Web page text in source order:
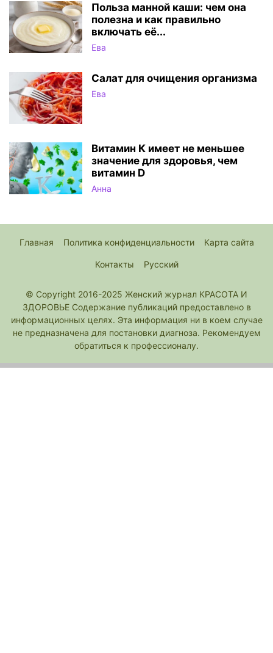
Польза манной каши: чем она
полезна и как правильно
включать её...
Ева
Салат для очищения организма
Ева
Витамин К имеет не меньшее
значение для здоровья, чем
витамин D
Анна
Главная Политика конфиденциальности Карта сайта
Контакты Русский
© Copyright 2016-2025 Женский журнал КРАСОТА И
ЗДОРОВЬЕ Содержание публикаций предоставлено в
информационных целях. Эта информация ни в коем случае
не предназначена для постановки диагноза. Рекомендуем
обратиться к профессионалу.